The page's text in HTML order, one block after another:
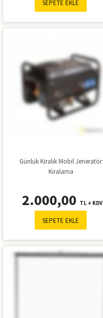
SEPETE EKLE
Günlük Kiralık Mobil Jeneratör
Kiralama
2.000,00 TL + KDV
SEPETE EKLE